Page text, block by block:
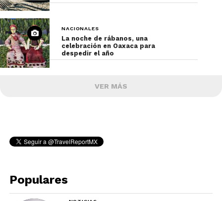
NACIONALES
La noche de rábanos, una
celebración en Oaxaca para
despedir el año
VER MÁS
Populares